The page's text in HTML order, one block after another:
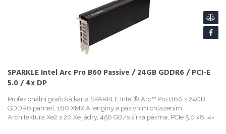
SPARKLE Intel Arc Pro B60 Passive / 24GB GDDR6 / PCI-E
5.0 / 4x DP
Profesionální grafická karta SPARKLE Intel® Arc™ Pro B60 s 24GB
GDDR6 pametí, 160 XMX AI enginy a pasivním chlazením.
Architektura Xe2 s 20 Xe jádry, 456 GB/s šírka pásma, PCIe 5.0 x8, 4×